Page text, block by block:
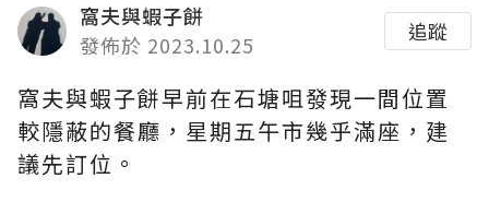
窩夫與蝦子餅
發佈於 2023.10.25
追蹤
窩夫與蝦子餅早前在石塘咀發現一間位置
較隱蔽的餐廳，星期五午市幾乎滿座，建
議先訂位。